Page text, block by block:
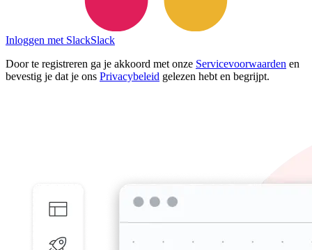
Inloggen met SlackSlack
Door te registreren ga je akkoord met onze Servicevoorwaarden en
bevestig je dat je ons Privacybeleid gelezen hebt en begrijpt.